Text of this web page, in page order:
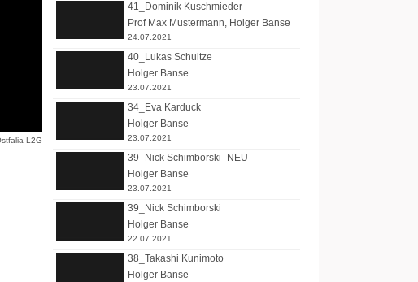
L2G
41_Dominik Kuschmieder
Prof Max Mustermann, Holger Banse
24.07.2021
40_Lukas Schultze
Holger Banse
23.07.2021
34_Eva Karduck
Holger Banse
23.07.2021
39_Nick Schimborski_NEU
Holger Banse
23.07.2021
39_Nick Schimborski
Holger Banse
22.07.2021
38_Takashi Kunimoto
Holger Banse